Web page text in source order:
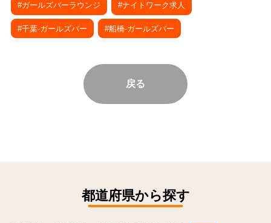
#ガールズバーラウンジ #ナイトワーク求人
#千葉-ガールズバー #船橋-ガールズバー
戻る
都道府県から探す